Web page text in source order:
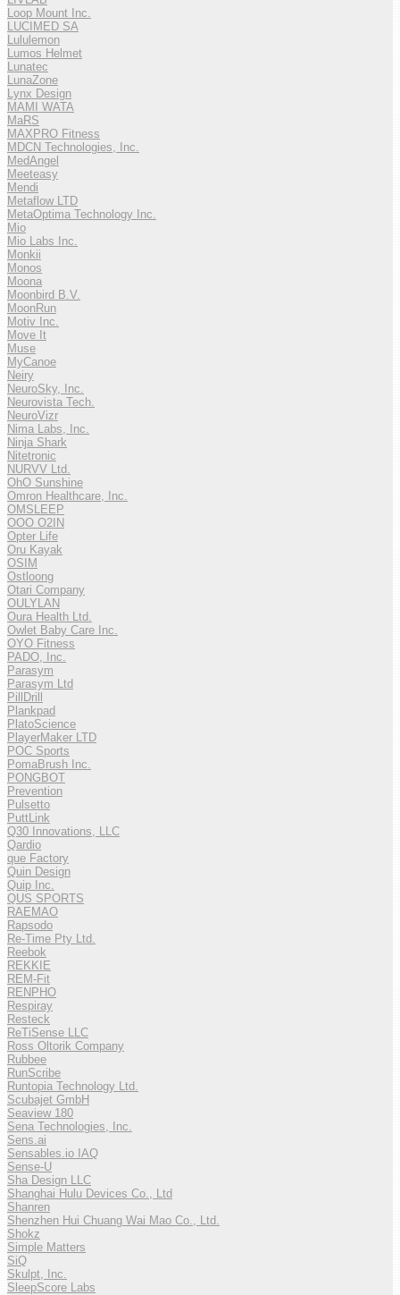
Loop Mount Inc.
LUCIMED SA
Lululemon
Lumos Helmet
Lunatec
LunaZone
Lynx Design
MAMI WATA
MaRS
MAXPRO Fitness
MDCN Technologies, Inc.
MedAngel
Meeteasy
Mendi
Metaflow LTD
MetaOptima Technology Inc.
Mio
Mio Labs Inc.
Monkii
Monos
Moona
Moonbird B.V.
MoonRun
Motiv Inc.
Move It
Muse
MyCanoe
Neiry
NeuroSky, Inc.
Neurovista Tech.
NeuroVizr
Nima Labs, Inc.
Ninja Shark
Nitetronic
NURVV Ltd.
OhO Sunshine
Omron Healthcare, Inc.
OMSLEEP
OOO O2IN
Opter Life
Oru Kayak
OSIM
Ostloong
Otari Company
OULYLAN
Oura Health Ltd.
Owlet Baby Care Inc.
OYO Fitness
PADO, Inc.
Parasym
Parasym Ltd
PillDrill
Plankpad
PlatoScience
PlayerMaker LTD
POC Sports
PomaBrush Inc.
PONGBOT
Prevention
Pulsetto
PuttLink
Q30 Innovations, LLC
Qardio
que Factory
Quin Design
Quip Inc.
QUS SPORTS
RAEMAO
Rapsodo
Re-Time Pty Ltd.
Reebok
REKKIE
REM-Fit
RENPHO
Respiray
Resteck
ReTiSense LLC
Ross Oltorik Company
Rubbee
RunScribe
Runtopia Technology Ltd.
Scubajet GmbH
Seaview 180
Sena Technologies, Inc.
Sens.ai
Sensables.io IAQ
Sense-U
Sha Design LLC
Shanghai Hulu Devices Co., Ltd
Shanren
Shenzhen Hui Chuang Wai Mao Co., Ltd.
Shokz
Simple Matters
SiQ
Skulpt, Inc.
SleepScore Labs